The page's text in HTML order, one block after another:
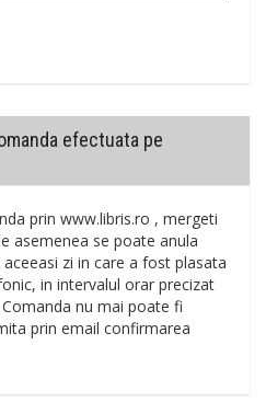
efectuata pe
prin www.libris.ro , mergeti
asemenea se poate anula
zi in care a fost plasata
in intervalul orar precizat
nu mai poate fi
prin email confirmarea